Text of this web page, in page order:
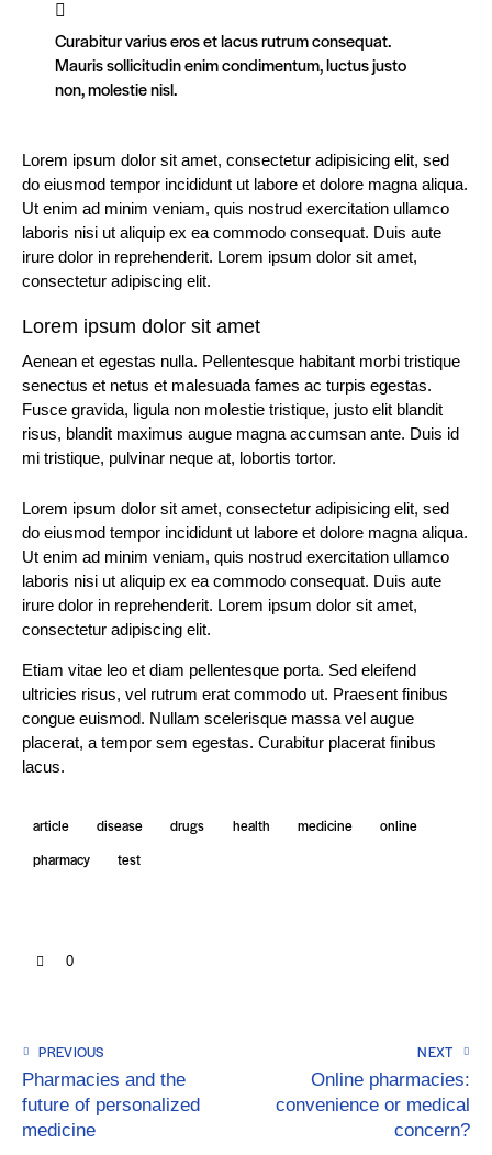
Curabitur varius eros et lacus rutrum consequat.
Mauris sollicitudin enim condimentum, luctus justo
non, molestie nisl.
Lorem ipsum dolor sit amet, consectetur adipisicing elit, sed
do eiusmod tempor incididunt ut labore et dolore magna aliqua.
Ut enim ad minim veniam, quis nostrud exercitation ullamco
laboris nisi ut aliquip ex ea commodo consequat. Duis aute
irure dolor in reprehenderit. Lorem ipsum dolor sit amet,
consectetur adipiscing elit.
Lorem ipsum dolor sit amet
Aenean et egestas nulla. Pellentesque habitant morbi tristique
senectus et netus et malesuada fames ac turpis egestas.
Fusce gravida, ligula non molestie tristique, justo elit blandit
risus, blandit maximus augue magna accumsan ante. Duis id
mi tristique, pulvinar neque at, lobortis tortor.
Lorem ipsum dolor sit amet, consectetur adipisicing elit, sed
do eiusmod tempor incididunt ut labore et dolore magna aliqua.
Ut enim ad minim veniam, quis nostrud exercitation ullamco
laboris nisi ut aliquip ex ea commodo consequat. Duis aute
irure dolor in reprehenderit. Lorem ipsum dolor sit amet,
consectetur adipiscing elit.
Etiam vitae leo et diam pellentesque porta. Sed eleifend
ultricies risus, vel rutrum erat commodo ut. Praesent finibus
congue euismod. Nullam scelerisque massa vel augue
placerat, a tempor sem egestas. Curabitur placerat finibus
lacus.
article disease drugs health medicine
online
pharmacy
test
0
PREVIOUS
Pharmacies and the
future of personalized
medicine
NEXT
Online pharmacies:
convenience or medical
concern?